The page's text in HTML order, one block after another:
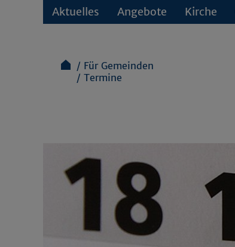
Aktuelles Angebote Kirche
Für Gemeinden
Termine